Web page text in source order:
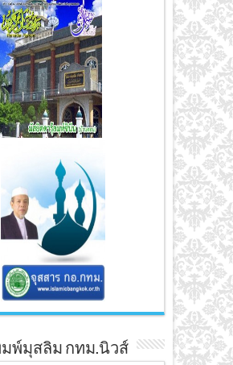
พ์มุสลิม กทม.นิวส์